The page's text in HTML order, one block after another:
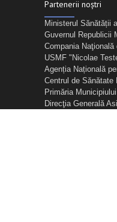
Partenerii noștri
Ministerul Sănătății
Guvernul Republicii
Compania
USMF "Nicolae
Agenția Națională
Centrul de Sănătate
Primăria
Direcţia Generală